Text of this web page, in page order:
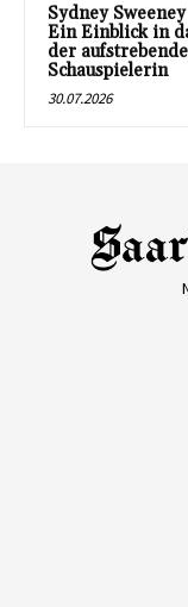
Sydney
Ein Einblick in
der
Schauspielerin
30.07.2026